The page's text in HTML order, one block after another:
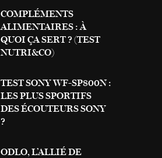
COMPLÉMENTS
ALIMENTAIRES : À
QUOI ÇA SERT ? (TEST
NUTRI&CO)
TEST SONY WF-SP800N :
LES PLUS SPORTIFS
DES ÉCOUTEURS SONY
?
ODLO, L’ALLIÉ DE